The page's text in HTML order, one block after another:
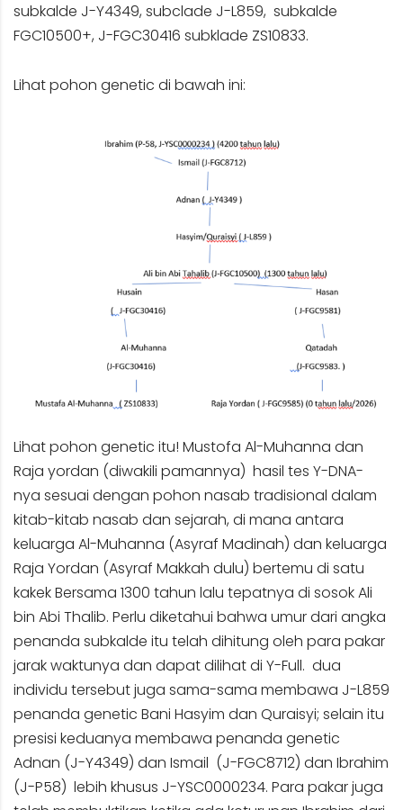
subkalde J-Y4349, subclade J-L859, subkalde
FGC10500+, J-FGC30416 subklade ZS10833.
Lihat pohon genetic di bawah ini:
Lihat pohon genetic itu! Mustofa Al-Muhanna dan
Raja yordan (diwakili pamannya) hasil tes Y-DNA-
nya sesuai dengan pohon nasab tradisional dalam
kitab-kitab nasab dan sejarah, di mana antara
keluarga Al-Muhanna (Asyraf Madinah) dan keluarga
Raja Yordan (Asyraf Makkah dulu) bertemu di satu
kakek Bersama 1300 tahun lalu tepatnya di sosok Ali
bin Abi Thalib. Perlu diketahui bahwa umur dari angka
penanda subkalde itu telah dihitung oleh para pakar
jarak waktunya dan dapat dilihat di Y-Full. dua
individu tersebut juga sama-sama membawa J-L859
penanda genetic Bani Hasyim dan Quraisyi; selain itu
presisi keduanya membawa penanda genetic
Adnan (J-Y4349) dan Ismail (J-FGC8712) dan Ibrahim
(J-P58) lebih khusus J-YSC0000234. Para pakar juga